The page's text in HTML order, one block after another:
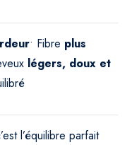
• Fibre plus
légers, doux et
l’équilibre parfait